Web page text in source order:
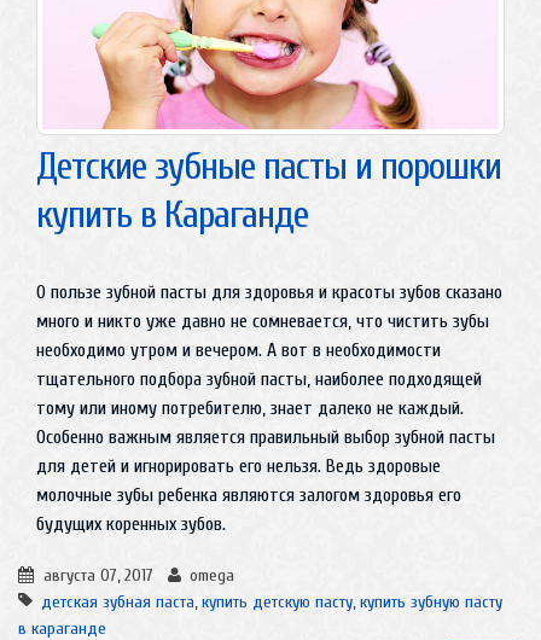
Детские зубные пасты и порошки
купить в Караганде
О пользе зубной пасты для здоровья и красоты зубов сказано
много и никто уже давно не сомневается, что чистить зубы
необходимо утром и вечером. А вот в необходимости
тщательного подбора зубной пасты, наиболее подходящей
тому или иному потребителю, знает далеко не каждый.
Особенно важным является правильный выбор зубной пасты
для детей и игнорировать его нельзя. Ведь здоровые
молочные зубы ребенка являются залогом здоровья его
будущих коренных зубов.
августа 07, 2017
omega
детская зубная паста,купить детскую пасту,купить зубную пасту
в караганде